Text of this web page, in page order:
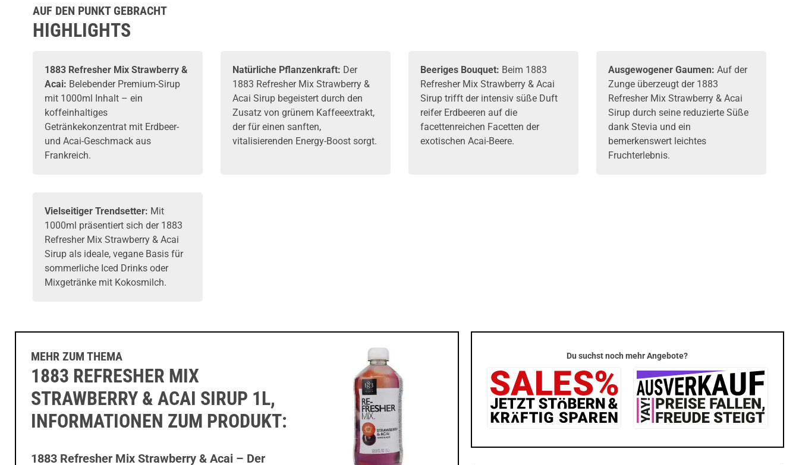
AUF DEN PUNKT GEBRACHT
HIGHLIGHTS
1883 Refresher Mix Strawberry &
Acai: Belebender Premium-Sirup
mit 1000ml Inhalt – ein
koffeinhaltiges
Getränkekonzentrat mit Erdbeer-
und Acai-Geschmack aus
Frankreich.
Natürliche Pflanzenkraft: Der
1883 Refresher Mix Strawberry &
Acai Sirup begeistert durch den
Zusatz von grünem Kaffeeextrakt,
der für einen sanften,
vitalisierenden Energy-Boost sorgt.
Beeriges Bouquet: Beim 1883
Refresher Mix Strawberry & Acai
Sirup trifft der intensiv süße Duft
reifer Erdbeeren auf die
facettenreichen Facetten der
exotischen Acai-Beere.
Ausgewogener Gaumen: Auf der
Zunge überzeugt der 1883
Refresher Mix Strawberry & Acai
Sirup durch seine reduzierte Süße
dank Stevia und ein
bemerkenswert leichtes
Fruchterlebnis.
Vielseitiger Trendsetter: Mit
1000ml präsentiert sich der 1883
Refresher Mix Strawberry & Acai
Sirup als ideale, vegane Basis für
sommerliche Iced Drinks oder
Mixgetränke mit Kokosmilch.
MEHR ZUM THEMA
1883 REFRESHER MIX
STRAWBERRY & ACAI SIRUP 1L,
INFORMATIONEN ZUM PRODUKT:
1883 Refresher Mix Strawberry & Acai – Der
Du suchst noch mehr Angebote?